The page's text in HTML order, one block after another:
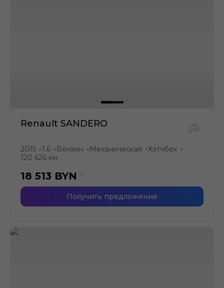
Renault SANDERO
2015 ●1.6 ● Бензин ● Механическая ●Хэтчбек ●
120 626 км
18 513 BYN
Получить предложение